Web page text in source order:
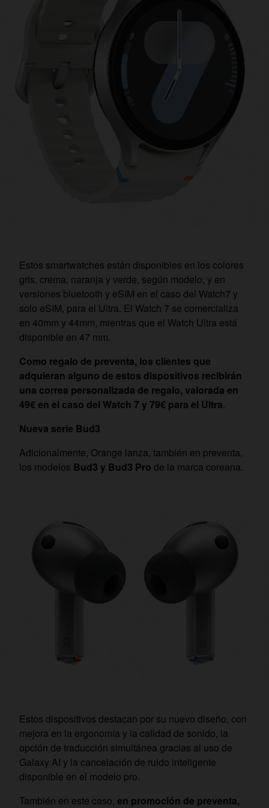
Estos smartwatches están disponibles en los colores
gris, crema, naranja y verde, según modelo, y en
versiones bluetooth y eSIM en el caso del Watch7 y
solo eSIM, para el Ultra. El Watch 7 se comercializa
en 40mm y 44mm, mientras que el Watch Ultra está
disponible en 47 mm.
Como regalo de preventa, los clientes que
adquieran alguno de estos dispositivos recibirán
una correa personalizada de regalo, valorada en
49€ en el caso del Watch 7 y 79€ para el Ultra.
Nueva serie Bud3
Adicionalmente, Orange lanza, también en preventa,
los modelos Bud3 y Bud3 Pro de la marca coreana.
Estos dispositivos destacan por su nuevo diseño, con
mejora en la ergonomía y la calidad de sonido, la
opción de traducción simultánea gracias al uso de
Galaxy AI y la cancelación de ruido inteligente
disponible en el modelo pro.
También en este caso, en promoción de preventa,